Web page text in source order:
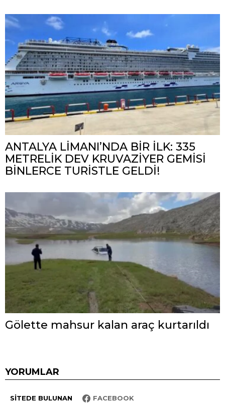
ANTALYA LİMANI’NDA BİR İLK: 335
METRELİK DEV KRUVAZİYER GEMİSİ
BİNLERCE TURİSTLE GELDİ!
Gölette mahsur kalan araç kurtarıldı
YORUMLAR
SITEDE BULUNAN FACEBOOK